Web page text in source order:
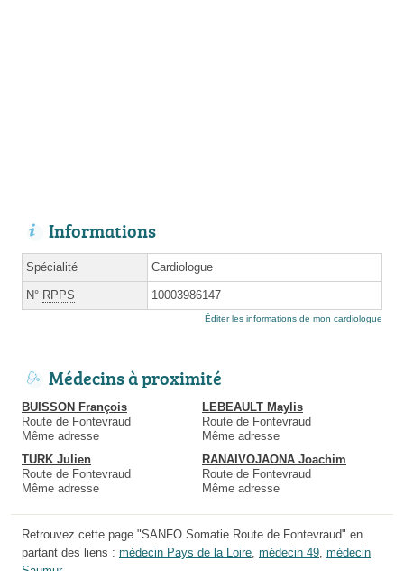
Informations
Spécialité Cardiologue
N° RPPS 10003986147
Éditer les informations de mon cardiologue
Médecins à proximité
BUISSON François
Route de Fontevraud
Même adresse
LEBEAULT Maylis
Route de Fontevraud
Même adresse
TURK Julien
Route de Fontevraud
Même adresse
RANAIVOJAONA Joachim
Route de Fontevraud
Même adresse
Retrouvez cette page "SANFO Somatie Route de Fontevraud" en
partant des liens : médecin Pays de la Loire médecin 49 médecin